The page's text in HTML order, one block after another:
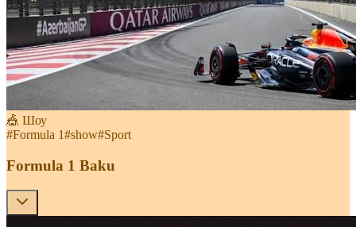
🎪 Шоу
#Formula 1#show#Sport
Formula 1 Baku